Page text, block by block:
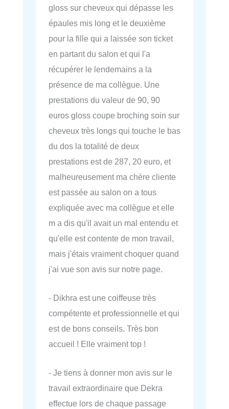
gloss sur cheveux qui dépasse les
épaules mis long et le deuxième
pour la fille qui a laissée son ticket
en partant du salon et qui l'a
récupérer le lendemains a la
présence de ma collègue. Une
prestations du valeur de 90, 90
euros gloss coupe broching soin sur
cheveux très longs qui touche le bas
du dos la totalité de deux
prestations est de 287, 20 euro, et
malheureusement ma chère cliente
est passée au salon on a tous
expliquée avec ma collègue et elle
m a dis qu'il avait un mal entendu et
qu'elle est contente de mon travail,
mais j'étais vraiment choquer quand
j'ai vue son avis sur notre page.
- Dikhra est une coiffeuse très
compétente et professionnelle et qui
est de bons conseils. Très bon
accueil ! Elle vraiment top !
- Je tiens à donner mon avis sur le
travail extraordinaire que Dekra
effectue lors de chaque passage